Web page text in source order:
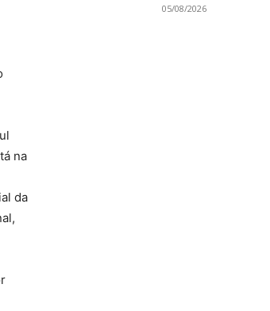
na
da
05/08/2026